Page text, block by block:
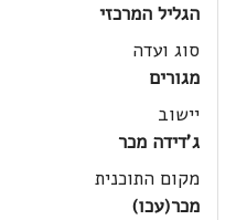
הגליל המרכזי
סוג ועדה
מגורים
יישוב
ג'דידה מכר
מקום התוכנית
מכר(עכו)